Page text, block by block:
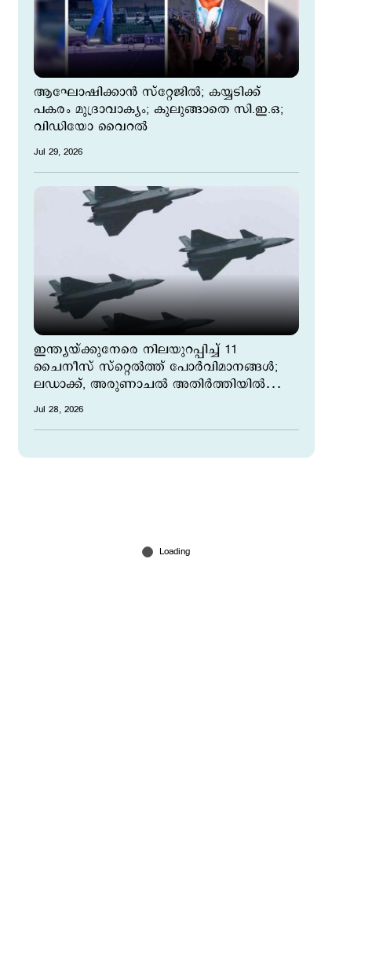
ആഘോഷിക്കാന്‍ സ്റ്റേജില്‍; കയ്യടിക്ക്
പകരം മുദ്രാവാക്യം; കുലുങ്ങാതെ സി.ഇ.ഒ;
വിഡിയോ വൈറല്‍
Jul 29, 2026
ഇന്ത്യയ്ക്കുനേരെ നിലയുറപ്പിച്ച് 11
ചൈനീസ് സ്റ്റെല്‍ത്ത് പോര്‍വിമാനങ്ങള്‍;
ലഡാക്ക്, അരുണാചല്‍ അതിര്‍ത്തിയില്‍
Jul 28, 2026